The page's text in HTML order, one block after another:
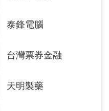
泰鋒電腦
台灣票券金融
天明製藥